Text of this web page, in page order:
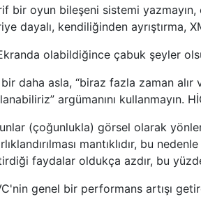
bir oyun bileşeni sistemi
dayalı, kendiliğinden ayrıştırma,
olabildiğince çabuk şeyler
daha asla, “biraz fazla zaman
argümanını kullanmayın.
(çoğunlukla) görsel olarak
mantıklıdır, bu
faydalar oldukça azdır, bu
genel bir performans artışı